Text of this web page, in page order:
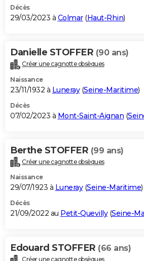
Décès
29/03/2023 à Colmar(Haut-Rhin)
Danielle STOFFER (90 ans)
Créer une cagnotte obsèques
Naissance
23/11/1932 à Luneray(Seine-Maritime)
Décès
07/02/2023 à Mont-Saint-Aignan (
Berthe STOFFER (99 ans)
Créer une cagnotte obsèques
Naissance
29/07/1923 à Luneray(Seine-Maritime)
Décès
21/09/2022 au Petit-Quevilly(Seine-
Edouard STOFFER (66 ans)
Créer une cagnotte obsèques